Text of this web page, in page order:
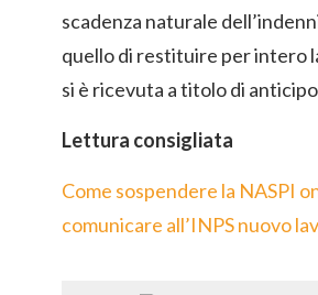
scadenza naturale
quello di restituire per intero
si è ricevuta a titolo di
Lettura consigliata
Come sospendere la NASPI
comunicare all’INPS nuovo